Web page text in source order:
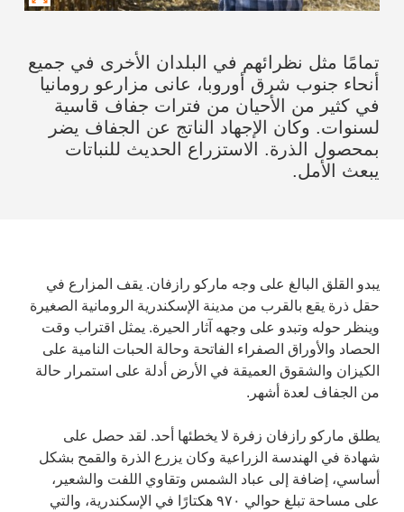
تمامًا مثل نظرائهم في البلدان الأخرى في جميع
أنحاء جنوب شرق أوروبا، عانى مزارعو رومانيا
في كثير من الأحيان من فترات جفاف قاسية
لسنوات. وكان الإجهاد الناتج عن الجفاف يضر
بمحصول الذرة. الاستزراع الحديث للنباتات
يبعث الأمل.
يبدو القلق البالغ على وجه ماركو رازفان. يقف المزارع في
حقل ذرة يقع بالقرب من مدينة الإسكندرية الرومانية الصغيرة
وينظر حوله وتبدو على وجهه آثار الحيرة. يمثل اقتراب وقت
الحصاد والأوراق الصفراء الفاتحة وحالة الحبات النامية على
الكيزان والشقوق العميقة في الأرض أدلة على استمرار حالة
من الجفاف لعدة أشهر.
يطلق ماركو رازفان زفرة لا يخطئها أحد. لقد حصل على
شهادة في الهندسة الزراعية وكان يزرع الذرة والقمح بشكل
أساسي، إضافة إلى عباد الشمس وتقاوي اللفت والشعير،
على مساحة تبلغ حوالي ۹٧۰ هكتارًا في الإسكندرية، والتي